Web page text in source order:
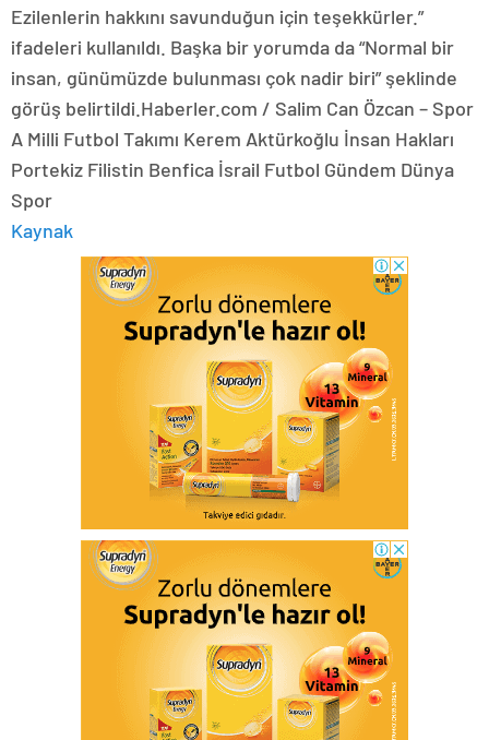
Ezilenlerin hakkını savunduğun için teşekkürler.”
ifadeleri kullanıldı. Başka bir yorumda da “Normal bir
insan, günümüzde bulunması çok nadir biri” şeklinde
görüş belirtildi.Haberler.com / Salim Can Özcan – Spor
A Milli Futbol Takımı Kerem Aktürkoğlu İnsan Hakları
Portekiz Filistin Benfica İsrail Futbol Gündem Dünya
Spor
Kaynak